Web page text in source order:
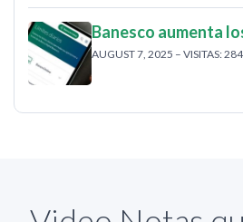
Banesco aumenta
AUGUST 7, 2025 – VISITAS: